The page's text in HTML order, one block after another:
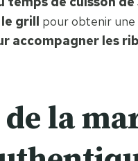
grill pour obtenir une
accompagner les
la